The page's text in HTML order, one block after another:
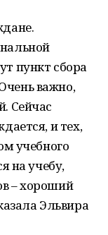
пункт сбора
важно,
Сейчас
и тех,
учебного
на учебу,
– хороший
Эльвира